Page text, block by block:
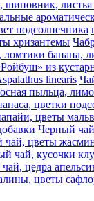
шиповник,
подсолнечника
хризантемы
ломтики банана,
из
linearis
пыльца,
цветки
цветы
Черный
цветы
чай, кусочки
цедра
цветы